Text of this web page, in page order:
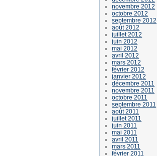
novembre 2012
octobre 2012
septembre 2012
août 2012
juillet 2012
juin 2012
mai 2012
avril 2012
mars 2012
février 2012
janvier 2012
décembre 2011
novembre 2011
octobre 2011
septembre 2011
août 2011
juillet 2011
juin 2011
mai 2011
avril 2011
mars 2011
février 2011